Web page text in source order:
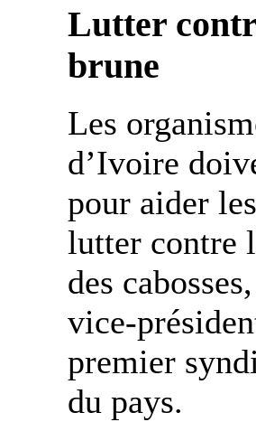
Lutter
brune
Les
d’Ivoire
pour aider
lutter contre
des
vice-
premier
du pays.